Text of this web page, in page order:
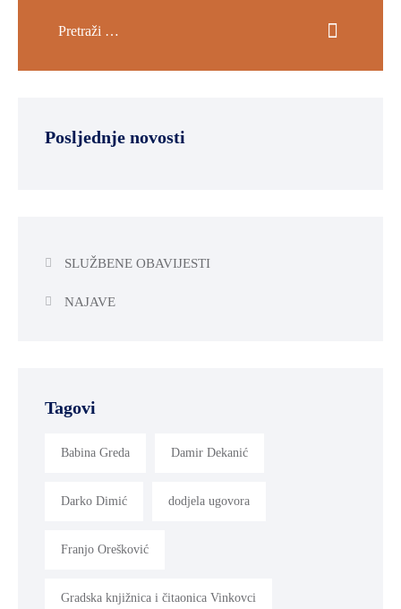
Posljednje novosti
SLUŽBENE OBAVIJESTI
NAJAVE
Tagovi
Babina Greda Damir Dekanić
Darko Dimić dodjela ugovora
Franjo Orešković
Gradska knjižnica i čitaonica Vinkovci